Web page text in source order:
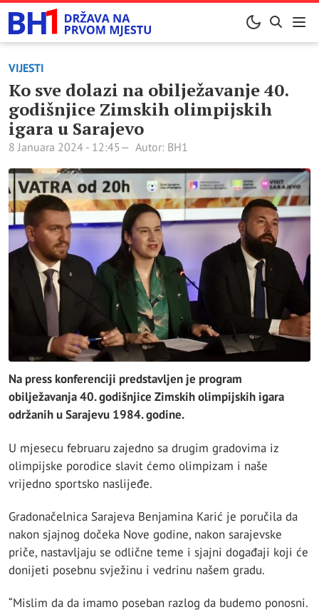
VIJESTI
Ko sve dolazi na obilježavanje 40.
godišnjice Zimskih olimpijskih
igara u Sarajevo
8 Januara 2024 - 12:45 Autor: BH1
Na press konferenciji predstavljen je program
obilježavanja 40. godišnjice Zimskih olimpijskih igara
održanih u Sarajevu 1984. godine.
U mjesecu februaru zajedno sa drugim gradovima iz
olimpijske porodice slavit ćemo olimpizam i naše
vrijedno sportsko naslijeđe.
Gradonačelnica Sarajeva Benjamina Karić je poručila da
nakon sjajnog dočeka Nove godine, nakon sarajevske
priče, nastavljaju se odlične teme i sjajni događaji koji će
donijeti posebnu svježinu i vedrinu našem gradu.
“Mislim da da imamo poseban razlog da budemo ponosni.